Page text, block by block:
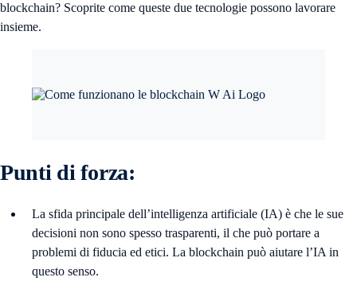
blockchain? Scoprite come queste due tecnologie possono lavorare
insieme.
Punti di forza:
La sfida principale dell’intelligenza artificiale (IA) è che le sue
decisioni non sono spesso trasparenti, il che può portare a
problemi di fiducia ed etici. La blockchain può aiutare l’IA in
questo senso.